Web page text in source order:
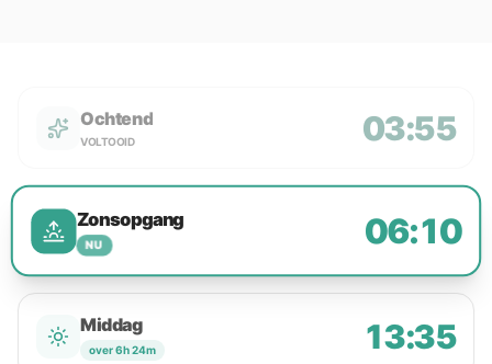
Ochtend
VOLTOOID 03:55
Zonsopgang
NU 06:10
Middag
over 6h 24m 13:35